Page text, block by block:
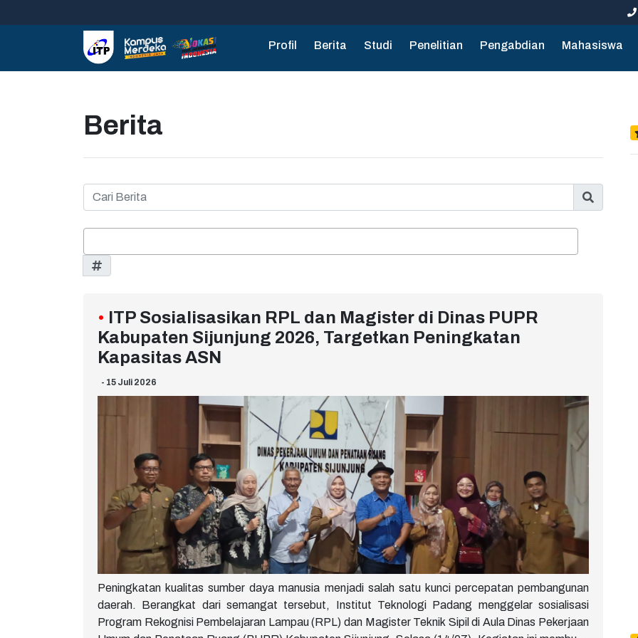
Profil Berita Studi Penelitian Pengabdian Mahasiswa
Berita
• ITP Sosialisasikan RPL dan Magister di Dinas PUPR
Kabupaten Sijunjung 2026, Targetkan Peningkatan
Kapasitas ASN
- 15 Juli 2026
Peningkatan kualitas sumber daya manusia menjadi salah satu kunci percepatan pembangunan
daerah. Berangkat dari semangat tersebut, Institut Teknologi Padang menggelar sosialisasi
Program Rekognisi Pembelajaran Lampau (RPL) dan Magister Teknik Sipil di Aula Dinas Pekerjaan